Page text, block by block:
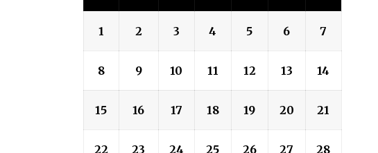
1 2 3 4 5 6 7
8 9 10 11 12 13 14
15 16 17 18 19 20 21
22 23 24 25 26 27 28